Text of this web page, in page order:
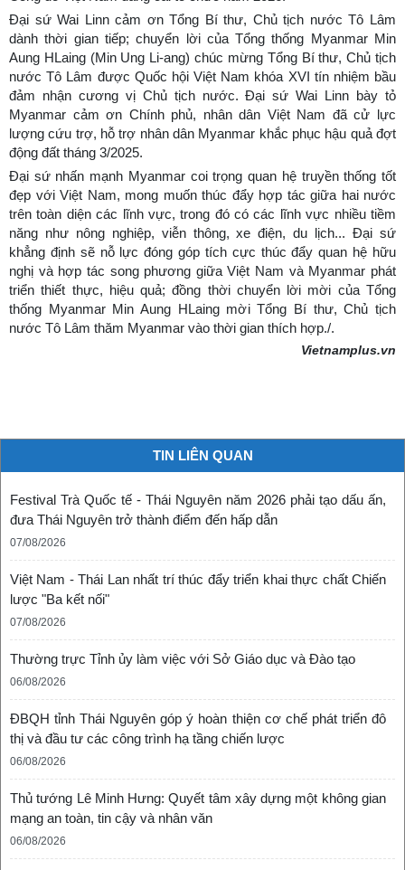
Đại sứ Wai Linn cảm ơn Tổng Bí thư, Chủ tịch nước Tô Lâm
dành thời gian tiếp; chuyển lời của Tổng thống Myanmar Min
Aung HLaing (Min Ung Li-ang) chúc mừng Tổng Bí thư, Chủ tịch
nước Tô Lâm được Quốc hội Việt Nam khóa XVI tín nhiệm bầu
đảm nhận cương vị Chủ tịch nước. Đại sứ Wai Linn bày tỏ
Myanmar cảm ơn Chính phủ, nhân dân Việt Nam đã cử lực
lượng cứu trợ, hỗ trợ nhân dân Myanmar khắc phục hậu quả đợt
động đất tháng 3/2025.
Đại sứ nhấn mạnh Myanmar coi trọng quan hệ truyền thống tốt
đẹp với Việt Nam, mong muốn thúc đẩy hợp tác giữa hai nước
trên toàn diện các lĩnh vực, trong đó có các lĩnh vực nhiều tiềm
năng như nông nghiệp, viễn thông, xe điện, du lịch... Đại sứ
khẳng định sẽ nỗ lực đóng góp tích cực thúc đẩy quan hệ hữu
nghị và hợp tác song phương giữa Việt Nam và Myanmar phát
triển thiết thực, hiệu quả; đồng thời chuyển lời mời của Tổng
thống Myanmar Min Aung HLaing mời Tổng Bí thư, Chủ tịch
nước Tô Lâm thăm Myanmar vào thời gian thích hợp./.
Vietnamplus.vn
TIN LIÊN QUAN
Festival Trà Quốc tế - Thái Nguyên năm 2026 phải tạo dấu ấn,
đưa Thái Nguyên trở thành điểm đến hấp dẫn
07/08/2026
Việt Nam - Thái Lan nhất trí thúc đẩy triển khai thực chất Chiến
lược "Ba kết nối"
07/08/2026
Thường trực Tỉnh ủy làm việc với Sở Giáo dục và Đào tạo
06/08/2026
ĐBQH tỉnh Thái Nguyên góp ý hoàn thiện cơ chế phát triển đô
thị và đầu tư các công trình hạ tầng chiến lược
06/08/2026
Thủ tướng Lê Minh Hưng: Quyết tâm xây dựng một không gian
mạng an toàn, tin cậy và nhân văn
06/08/2026